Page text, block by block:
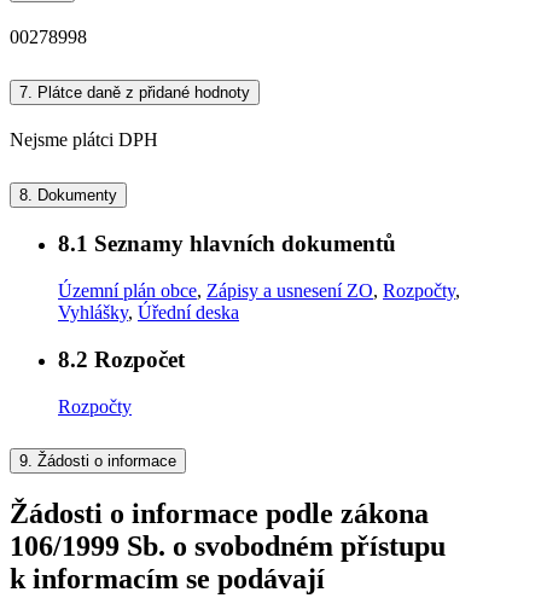
00278998
7. Plátce daně z přidané hodnoty
Nejsme plátci DPH
8. Dokumenty
8.1 Seznamy hlavních dokumentů
Územní plán obce, Zápisy a usnesení ZO, Rozpočty,
Vyhlášky, Úřední deska
8.2 Rozpočet
Rozpočty
9. Žádosti o informace
Žádosti o informace podle zákona
106/1999 Sb. o svobodném přístupu
k informacím se podávají